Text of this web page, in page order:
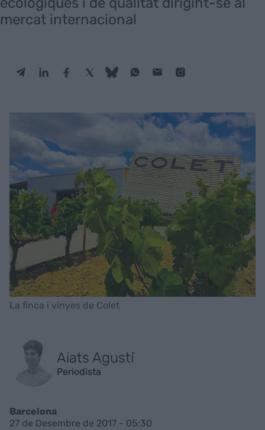
mercat internacional
La finca i vinyes de Colet
Aiats Agustí
Periodista
Barcelona
27 de Desembre de 2017 - 05:30